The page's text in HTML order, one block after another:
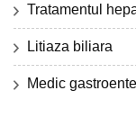
Tratamentul
Litiaza biliara
Medic